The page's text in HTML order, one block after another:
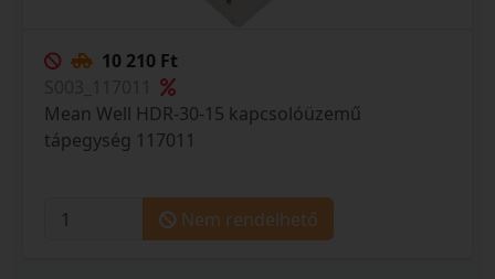
10 210 Ft
Mean Well HDR-30-15 kapcsolóüzemű
tápegység 117011
Nem rendelhető